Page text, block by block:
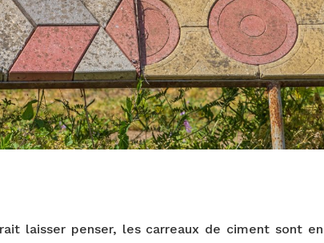
laisser penser, les carreaux de ciment sont en